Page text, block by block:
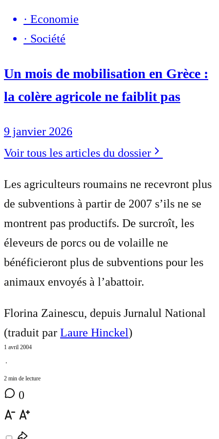
· Economie
· Société
Un mois de mobilisation en Grèce :
la colère agricole ne faiblit pas
9 janvier 2026
Voir tous les articles du dossier
Les agriculteurs roumains ne recevront plus
de subventions à partir de 2007 s’ils ne se
montrent pas productifs. De surcroît, les
éleveurs de porcs ou de volaille ne
bénéficieront plus de subventions pour les
animaux envoyés à l’abattoir.
Florina Zainescu, depuis Jurnalul National
(traduit par Laure Hinckel)
1 avril 2004
⋅
2 min de lecture
0